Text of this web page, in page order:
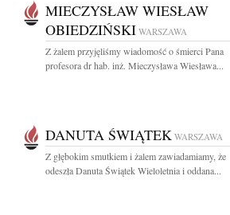
MIECZYSŁAW WIESŁAW
OBIEDZIŃSKI WARSZAWA
Z żalem przyjęliśmy wiadomość o śmierci Pana
profesora dr hab. inż. Mieczysława Wiesława...
DANUTA ŚWIĄTEK WARSZAWA
Z głębokim smutkiem i żalem zawiadamiamy, że
odeszła Danuta Świątek Wieloletnia i oddana...